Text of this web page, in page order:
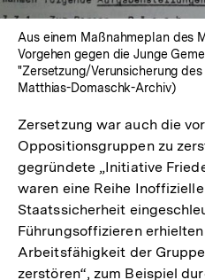
Aus einem Maßnahmeplan des
Vorgehen gegen die Junge
"Zersetzung/Verunsicherung
Matthias-Domaschk-Archiv)
Zersetzung war auch die
Oppositionsgruppen zu
gegründete „Initiative
waren eine Reihe
Staatssicherheit
Führungsoffizieren
Arbeitsfähigkeit der
zerstören“, zum Beispiel